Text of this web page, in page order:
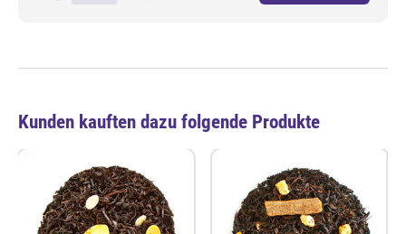
Kunden kauften dazu folgende Produkte